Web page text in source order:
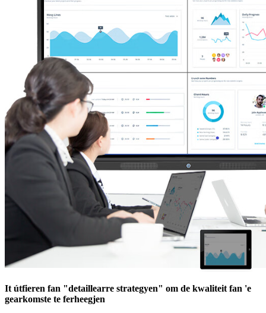
It útfieren fan "detaillearre strategyen" om de kwaliteit fan 'e
gearkomste te ferheegjen